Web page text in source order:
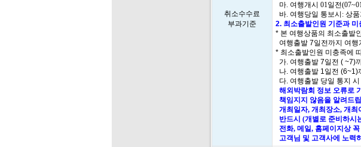
취소수수료
부과기준
마. 여행개시 01일전
바. 여행당일 통보시: 상
2. 최소출발인원 기준과
* 본 여행상품의 최소출발
여행출발 7일전까지 여
* 최소출발인원 미충족에
가. 여행출발 7일전 ( ~7)
나. 여행출발 1일전 (6~1)
다. 여행출발 당일 통지
해외박람회 정보 오류로
책임지지 않음을 알려드
개최일자, 개최장소, 개
반드시 (개별로 준비하시
전화, 메일, 홈페이지상
고객님 및 고객사에 노력